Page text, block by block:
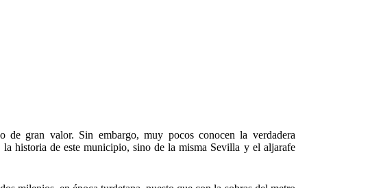
de gran valor. Sin embargo, muy pocos conocen la verdadera
historia de este municipio, sino de la misma Sevilla y el aljarafe